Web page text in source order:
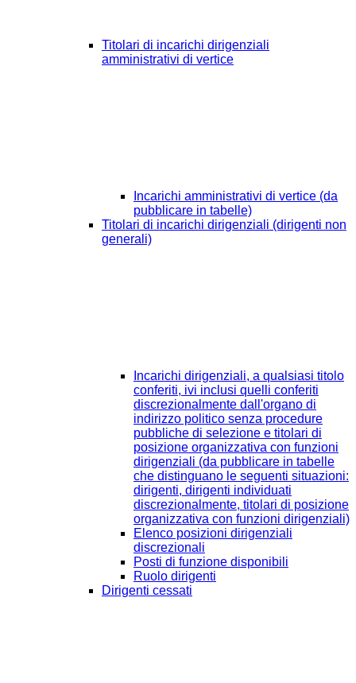
Titolari di incarichi dirigenziali
amministrativi di vertice
Incarichi amministrativi di vertice (da
pubblicare in tabelle)
Titolari di incarichi dirigenziali (dirigenti non
generali)
Incarichi dirigenziali, a qualsiasi titolo
conferiti, ivi inclusi quelli conferiti
discrezionalmente dall'organo di
indirizzo politico senza procedure
pubbliche di selezione e titolari di
posizione organizzativa con funzioni
dirigenziali (da pubblicare in tabelle
che distinguano le seguenti situazioni:
dirigenti, dirigenti individuati
discrezionalmente, titolari di posizione
organizzativa con funzioni dirigenziali)
Elenco posizioni dirigenziali
discrezionali
Posti di funzione disponibili
Ruolo dirigenti
Dirigenti cessati